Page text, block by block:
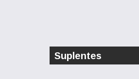
Suplentes